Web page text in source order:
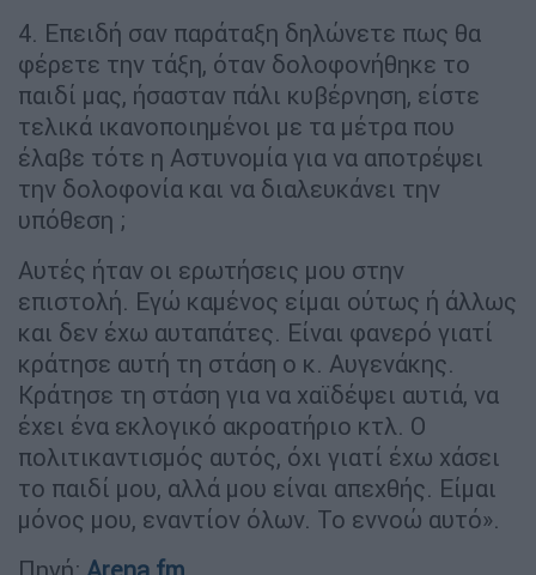
4. Επειδή σαν παράταξη δηλώνετε πως θα
φέρετε την τάξη, όταν δολοφονήθηκε το
παιδί μας, ήσασταν πάλι κυβέρνηση, είστε
τελικά ικανοποιημένοι με τα μέτρα που
έλαβε τότε η Αστυνομία για να αποτρέψει
την δολοφονία και να διαλευκάνει την
υπόθεση ;
Αυτές ήταν οι ερωτήσεις μου στην
επιστολή. Εγώ καμένος είμαι ούτως ή άλλως
και δεν έχω αυταπάτες. Είναι φανερό γιατί
κράτησε αυτή τη στάση ο κ. Αυγενάκης.
Κράτησε τη στάση για να χαϊδέψει αυτιά, να
έχει ένα εκλογικό ακροατήριο κτλ. Ο
πολιτικαντισμός αυτός, όχι γιατί έχω χάσει
το παιδί μου, αλλά μου είναι απεχθής. Είμαι
μόνος μου, εναντίον όλων. Το εννοώ αυτό».